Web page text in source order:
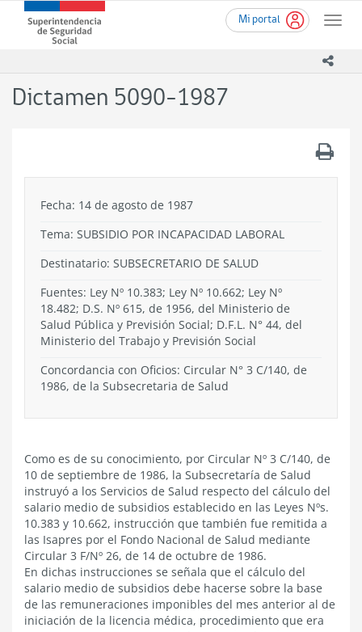
contenido
Mi portal
Toggle
Superintendencia
de
-
Dictamen 5090-1987
Fecha: 14 de agosto de 1987
Tema: SUBSIDIO POR INCAPACIDAD LABORAL
Destinatario: SUBSECRETARIO DE SALUD
Fuentes: Ley Nº 10.383; Ley Nº 10.662; Ley Nº
18.482; D.S. Nº 615, de 1956, del Ministerio de
Salud Pública y Previsión Social; D.F.L. N° 44, del
Ministerio del Trabajo y Previsión Social
Concordancia con Oficios: Circular N° 3 C/140, de
1986, de la Subsecretaria de Salud
Como es de su conocimiento, por Circular Nº 3 C/140, de
10 de septiembre de 1986, la Subsecretaría de Salud
instruyó a los Servicios de Salud respecto del cálculo del
salario medio de subsidios establecido en las Leyes Nºs.
10.383 y 10.662, instrucción que también fue remitida a
las Isapres por el Fondo Nacional de Salud mediante
Circular 3 F/Nº 26, de 14 de octubre de 1986.
En dichas instrucciones se señala que el cálculo del
salario medio de subsidios debe hacerse sobre la base
de las remuneraciones imponibles del mes anterior al de
iniciación de la licencia médica, procedimiento que era